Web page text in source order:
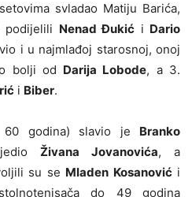
svladao Matiju Barića,
podijelili Nenad Đukić i Dario
i u najmlađoj starosnoj, onoj
bolji od Darija Lobode, a 3.
i Biber.
60 godina) slavio je Branko
Živana Jovanovića, a
su se Mladen Kosanovići
do 49 godina